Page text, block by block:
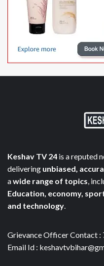
Keshav TV 24 is a reputed
delivering unbiased,
awide range of topics,
Education, economy,
and technology.
Grievance Officer Contact :
Email Id :